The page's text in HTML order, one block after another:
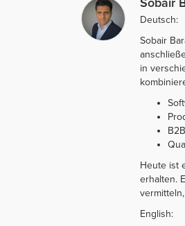
Deutsch:
Sobair
in
Heute ist
erhalten.
English: